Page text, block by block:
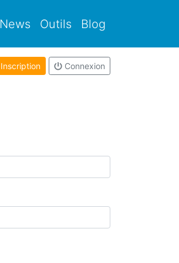
News Outils Blog
Inscription Connexion